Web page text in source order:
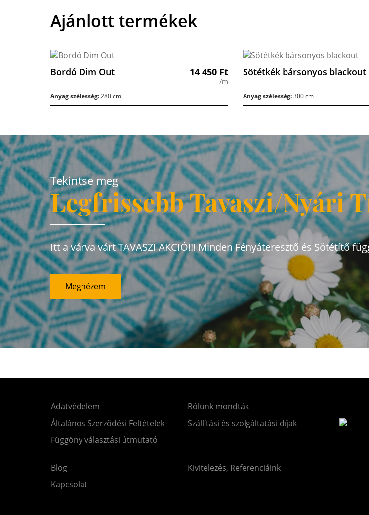
Ajánlott termékek
Bordó Dim Out 14 450 Ft
/m
Anyag szélesség:280 cm
Sötétkék bársonyos blackout
Anyag szélesség:300 cm
Tekintse meg
Legfrissebb Tavaszi/Nyári
Itt a várva várt TAVASZI AKCIÓ!!! Minden Fényáteresztő és Sötétítő
Megnézem
Adatvédelem
Rólunk mondták
Általános Szerződési Feltételek
Szállítási és szolgáltatási díjak
Függöny választási útmutató
Blog
Kivitelezés, Referenciáink
Kapcsolat